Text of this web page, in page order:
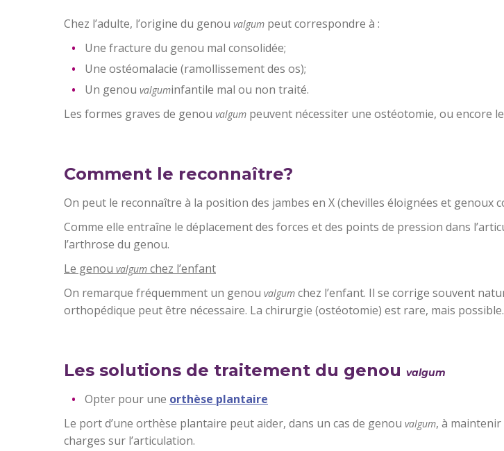
Chez l’adulte, l’origine du genou valgum peut correspondre à :
Une fracture du genou mal consolidée;
Une ostéomalacie (ramollissement des os);
Un genou valguminfantile mal ou non traité.
Les formes graves de genou valgum peuvent nécessiter une ostéotomie, ou encore
Comment le reconnaître?
On peut le reconnaître à la position des jambes en X (chevilles éloignées et genoux
Comme elle entraîne le déplacement des forces et des points de pression dans
l’arthrose du genou.
Le genou valgum chez l’enfant
On remarque fréquemment un genou valgum chez l’enfant. Il se corrige souvent
orthopédique peut être nécessaire. La chirurgie (ostéotomie) est rare, mais possible.
Les solutions de traitement du genou valgum
Opter pour une orthèse plantaire
Le port d’une orthèse plantaire peut aider, dans un cas de genou valgum, à
charges sur l’articulation.